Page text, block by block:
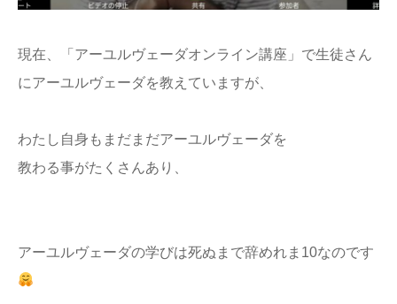
現在、「アーユルヴェーダオンライン講座」で生徒さん
にアーユルヴェーダを教えていますが、
わたし自身もまだまだアーユルヴェーダを
教わる事がたくさんあり、
アーユルヴェーダの学びは死ぬまで辞めれま10なのです